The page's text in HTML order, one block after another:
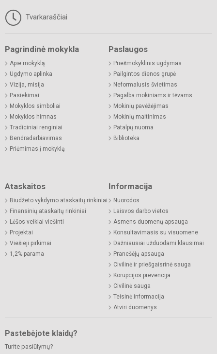
Tvarkaraščiai
Pagrindinė mokykla
Apie mokyklą
Ugdymo aplinka
Vizija, misija
Pasiekimai
Mokyklos simboliai
Mokyklos himnas
Tradiciniai renginiai
Bendradarbiavimas
Priėmimas į mokyklą
Paslaugos
Priešmokyklinis ugdymas
Pailgintos dienos grupė
Neformalusis švietimas
Pagalba mokiniams ir tėvams
Mokinių pavėžėjimas
Mokinių maitinimas
Patalpų nuoma
Biblioteka
Ataskaitos
Biudžeto vykdymo ataskaitų rinkiniai
Finansinių ataskaitų rinkiniai
Lėšos veiklai viešinti
Projektai
Viešieji pirkimai
1,2% parama
Informacija
Nuorodos
Laisvos darbo vietos
Asmens duomenų apsauga
Konsultavimasis su visuomene
Dažniausiai užduodami klausimai
Pranešėjų apsauga
Civilinė ir priešgaisrinė sauga
Korupcijos prevencija
Civilinė sauga
Teisinė informacija
Atviri duomenys
Pastebėjote klaidų?
Turite pasiūlymų?